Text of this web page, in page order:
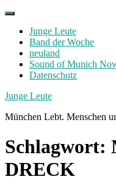
Skip
contentJunge Leute
Band der Woche
neuland
Sound of Munich
Datenschutz
Facebook
Twitter
Instagram
Junge Leute
München Lebt. Menschen
Schlagwort:
DRECK